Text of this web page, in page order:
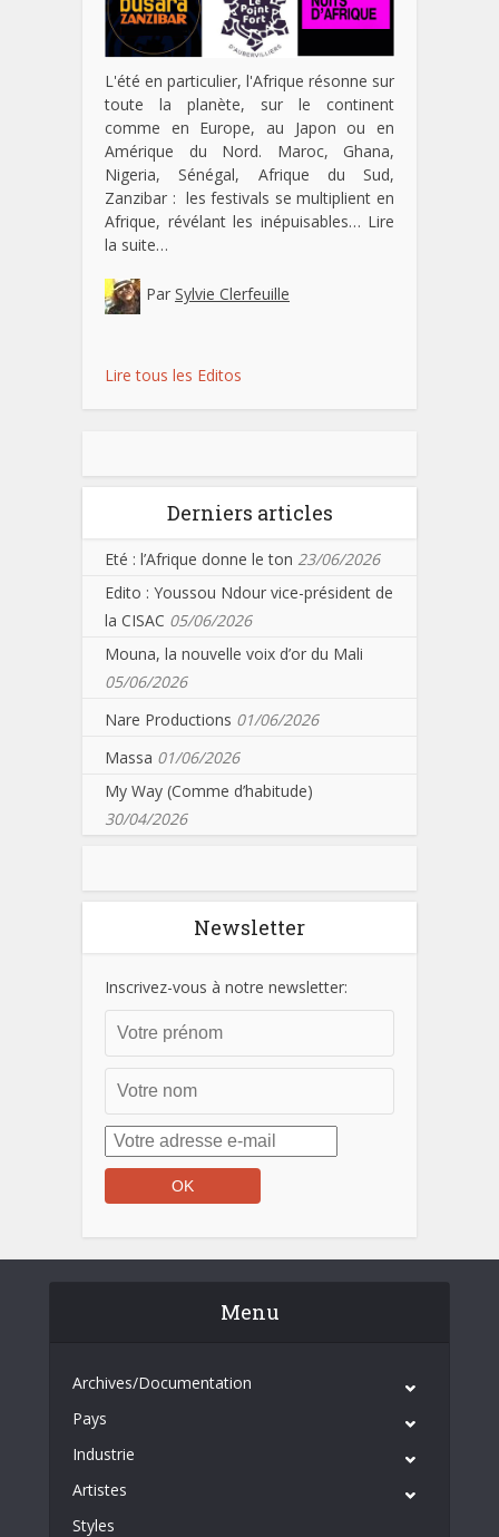
L'été en particulier, l'Afrique résonne sur
toute la planète, sur le continent
comme en Europe, au Japon ou en
Amérique du Nord. Maroc, Ghana,
Nigeria, Sénégal, Afrique du Sud,
Zanzibar : les festivals se multiplient en
Afrique, révélant les inépuisables… Lire
la suite…
Par Sylvie Clerfeuille
Lire tous les Editos
Derniers articles
Eté : l’Afrique donne le ton 23/06/2026
Edito : Youssou Ndour vice-président de
la CISAC 05/06/2026
Mouna, la nouvelle voix d’or du Mali
05/06/2026
Nare Productions 01/06/2026
Massa 01/06/2026
My Way (Comme d’habitude)
30/04/2026
Newsletter
Inscrivez-vous à notre newsletter:
Menu
Archives/Documentation
Pays
Industrie
Artistes
Styles